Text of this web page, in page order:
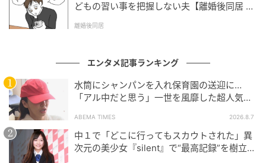
どもの習い事を把握しない夫【離婚後同居 Vo
離婚後同居
エンタメ記事ランキング
水筒にシャンパンを入れ保育園の送迎に…
「アル中だと思う」一世を風靡した超人気タ
ABEMA TIMES 2026.8.7
中１で「どこに行ってもスカウトされた」異
次元の美少女『silent』で“最高記録”を樹立し